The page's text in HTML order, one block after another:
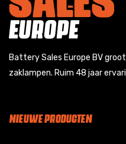
Battery Sales Europe BV
zaklampen. Ruim 48 jaar
NIEUWE PRODUCTEN